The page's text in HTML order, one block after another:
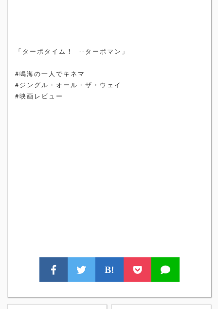
「ターボタイム！ --ターボマン」
#鳴海の一人でキネマ
#ジングル・オール・ザ・ウェイ
#映画レビュー
B!